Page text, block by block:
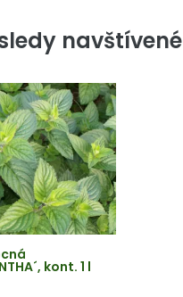
navštívené
kont. 1 l